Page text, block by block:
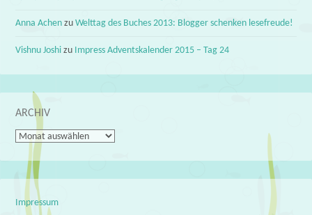
Anna Achen zuWelttag des Buches 2013: Blogger schenken lesefreude!
Vishnu Joshi zu Impress Adventskalender 2015 – Tag 24
ARCHIV
Archiv
Impressum